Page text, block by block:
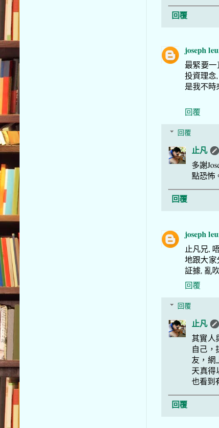
回覆
joseph
最緊要
投資理念
是我不時
回覆
回覆
止凡
多謝
點恐怖
回覆
joseph
止凡兄,
地跟大家
証據, 亂
回覆
回覆
止凡
其實人
自己，
友，網
天真得
也看到
回覆